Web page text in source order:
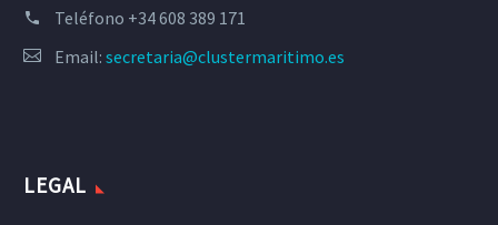
Teléfono +34 608 389 171
Email: secretaria@clustermaritimo.es
LEGAL